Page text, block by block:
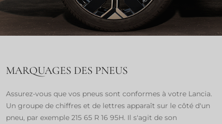
MARQUAGES DES PNEUS
Assurez-vous que vos pneus sont conformes à votre Lancia.
Un groupe de chiffres et de lettres apparaît sur le côté d'un
pneu, par exemple 215 65 R 16 95H. Il s'agit de son